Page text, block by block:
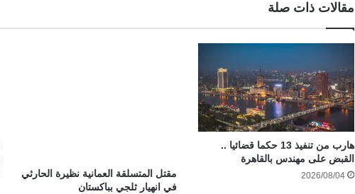
مقالات ذات صلة
هارب من تنفيذ 13 حكما قضائيا ..
القبض على مهندس بالقاهرة
2026/08/04
مقتل المتسلقة العمانية نظيرة الحارثي
في انهيار ثلجي بباكستان